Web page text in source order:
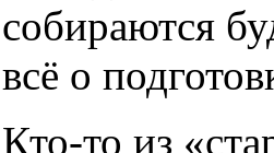
собираются
всё о
Кто-то из